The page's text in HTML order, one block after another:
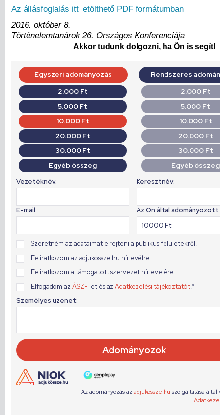
Az állásfoglalás itt letölthető PDF formátumban
2016. október 8.
Történelemtanárok 26. Országos Konferenciája
Akkor tudunk dolgozni, ha Ön is segít!